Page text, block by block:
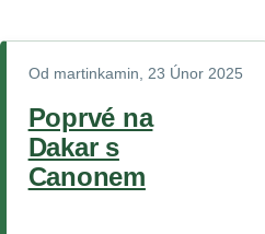
Od martinkamin, 23 Únor 2025
Poprvé na
Dakar s
Canonem